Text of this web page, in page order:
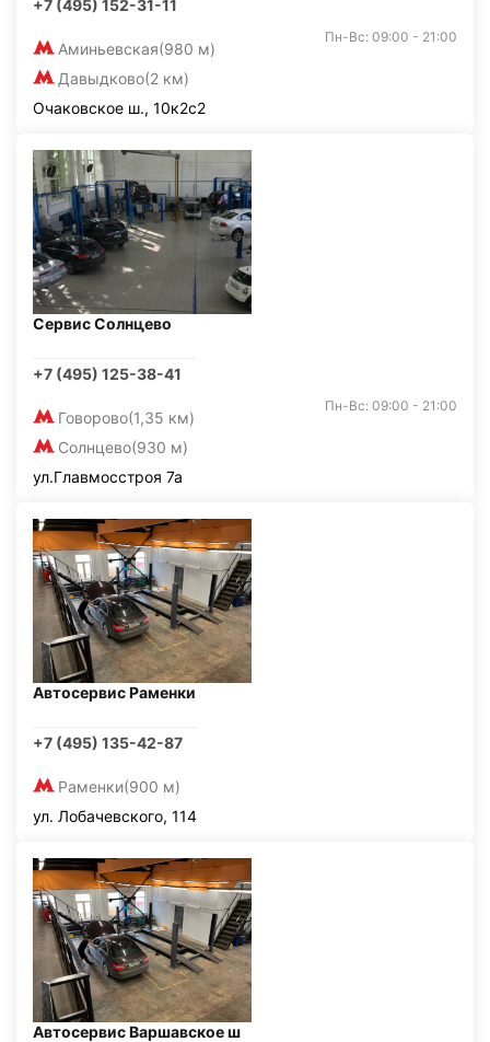
+7 (495) 152-31-11
Аминьевская(980 м)
Давыдково(2 км)
Пн-Вс: 09:00 - 21:00
Очаковское ш., 10к2с2
Сервис Солнцево
+7 (495) 125-38-41
Говорово(1,35 км)
Солнцево(930 м)
Пн-Вс: 09:00 - 21:00
ул.Главмосстроя 7а
Автосервис Раменки
+7 (495) 135-42-87
Раменки(900 м)
ул. Лобачевского, 114
Автосервис Варшавское ш